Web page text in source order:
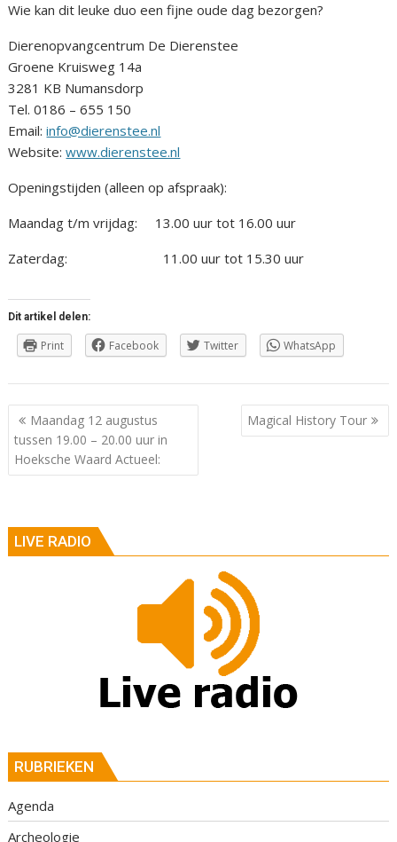
Wie kan dit leuke duo een fijne oude dag bezorgen?
Dierenopvangcentrum De Dierenstee
Groene Kruisweg 14a
3281 KB Numansdorp
Tel. 0186 – 655 150
Email:info@dierenstee.nl
Website:www.dierenstee.nl
Openingstijden (alleen op afspraak):
Maandag t/m vrijdag: 13.00 uur tot 16.00 uur
Zaterdag: 11.00 uur tot 15.30 uur
Dit artikel delen:
Print Facebook Twitter WhatsApp
Berichtnavigatie
Maandag 12 augustus
tussen 19.00 – 20.00 uur in
Hoeksche Waard Actueel:
Magical History Tour
LIVE RADIO
RUBRIEKEN
Agenda
Archeologie